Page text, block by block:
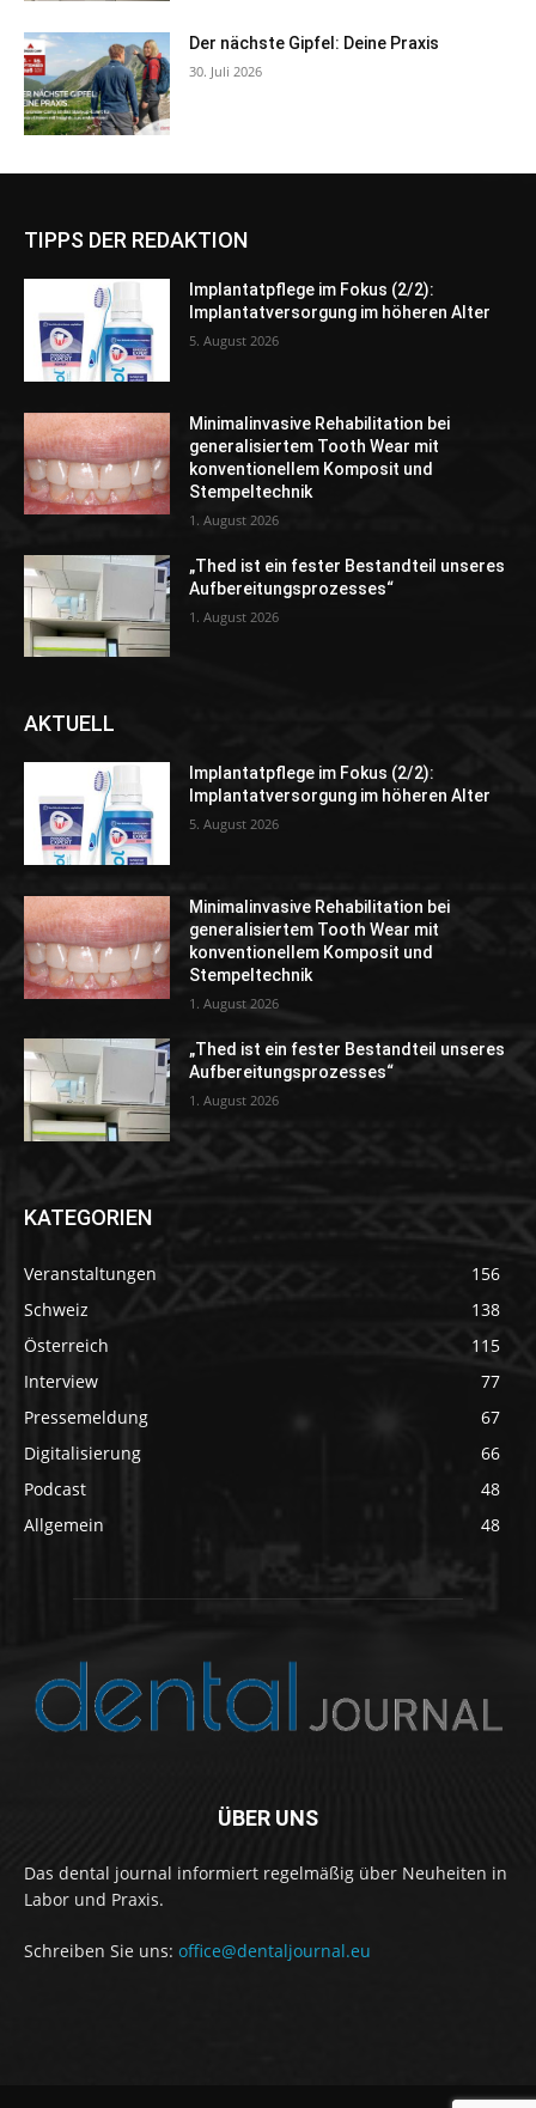
Der nächste Gipfel: Deine Praxis
30. Juli 2026
TIPPS DER REDAKTION
Implantatpflege im Fokus (2/2):
Implantatversorgung im höheren Alter
5. August 2026
Minimalinvasive Rehabilitation bei
generalisiertem Tooth Wear mit
konventionellem Komposit und
Stempeltechnik
1. August 2026
„Thed ist ein fester Bestandteil unseres
Aufbereitungsprozesses“
1. August 2026
AKTUELL
Implantatpflege im Fokus (2/2):
Implantatversorgung im höheren Alter
5. August 2026
Minimalinvasive Rehabilitation bei
generalisiertem Tooth Wear mit
konventionellem Komposit und
Stempeltechnik
1. August 2026
„Thed ist ein fester Bestandteil unseres
Aufbereitungsprozesses“
1. August 2026
KATEGORIEN
Veranstaltungen
156
Schweiz
138
Österreich
115
Interview
77
Pressemeldung
67
Digitalisierung
66
Podcast
48
Allgemein
48
ÜBER UNS
Das dental journal informiert regelmäßig über Neuheiten in
Labor und Praxis.
Schreiben Sie uns: office@dentaljournal.eu